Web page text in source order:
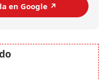
en Google ↗️